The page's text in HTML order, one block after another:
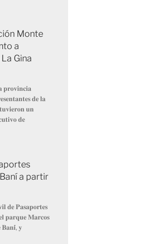
Monte
a
Gina
𝐝𝐞 𝐥𝐚
𝐮𝐧
𝐝𝐞
a partir
𝐝𝐞 𝐏𝐚𝐬𝐚𝐩𝐨𝐫𝐭𝐞𝐬
𝐩𝐚𝐫𝐪𝐮𝐞 𝐌𝐚𝐫𝐜𝐨𝐬
𝐁𝐚𝐧𝐢́, 𝐲